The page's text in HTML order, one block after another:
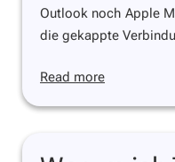
Outlook noch Apple
die gekappte
Read more